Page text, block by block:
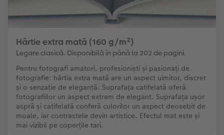
Hârtie extra mată (160 g/m²)
Legare clasică. Disponibilă în până la 202 de pagini.
Pentru fotografi amatori, profesioniști și pasionați de
fotografie: hârtia extra mată are un aspect uimitor, discret
și o senzație de eleganță. Suprafața catifelată oferă
fotografiilor un aspect extrem de elegant. Suprafața ușor
aspră și catifelată conferă culorilor un aspect deosebit de
moale, iar contrastele devin artistice. Efectul mat este și
mai vizibil pe coperțile tari.